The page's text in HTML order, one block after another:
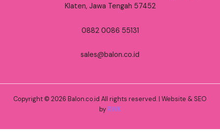
Klaten, Jawa Tengah 57452
0882 0086 55131
sales@balon.co.id
Copyright © 2026 Balon.co.id All rights reserved. | Website & SEO
by RWK